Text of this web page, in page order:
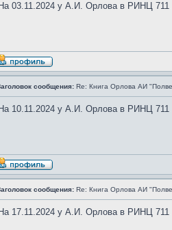
На 03.11.2024 у А.И. Орлова в РИНЦ 711
сообщения: Re: Книга Орлова АИ
На 10.11.2024 у А.И. Орлова в РИНЦ 711
сообщения: Re: Книга Орлова АИ
На 17.11.2024 у А.И. Орлова в РИНЦ 711